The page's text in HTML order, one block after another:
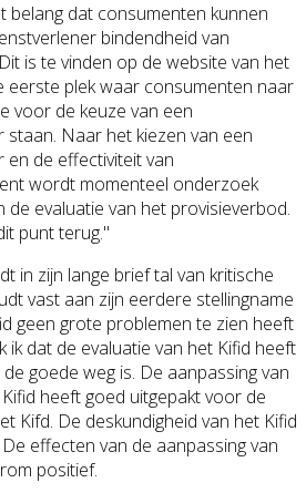
belang dat consumenten kunnen
bindendheid van
is te vinden op de website van het
eerste plek waar consumenten naar
voor de keuze van een
Naar het kiezen van een
de effectiviteit van
wordt momenteel onderzoek
de evaluatie van het provisieverbod.
punt terug."
in zijn lange brief tal van kritische
vast aan zijn eerdere stellingname
geen grote problemen te zien heeft
ik dat de evaluatie van het Kifid heeft
goede weg is. De aanpassing van
heeft goed uitgepakt voor de
Kifd. De deskundigheid van het Kifid
effecten van de aanpassing van
positief.